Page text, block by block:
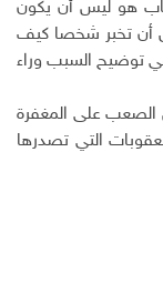
هو ليس أن يكون
أن تخبر شخصا كيف
توضيح السبب وراء
الصعب على المغفرة
التي تصدرها